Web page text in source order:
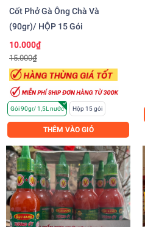
Cốt Phở Gà Ông Chà Và
(90gr)/ HỘP 15 Gói
10.000₫
15.000₫
Gói 90gr/ 1,5L nước Hộp 15 gói
THÊM VÀO GIỎ